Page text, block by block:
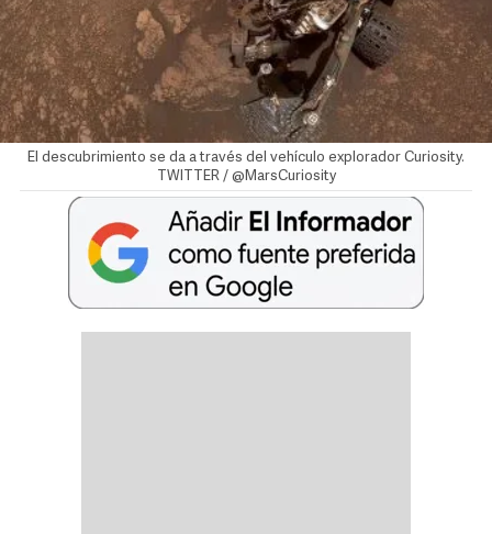
El descubrimiento se da a través del vehículo explorador Curiosity.
TWITTER / @MarsCuriosity